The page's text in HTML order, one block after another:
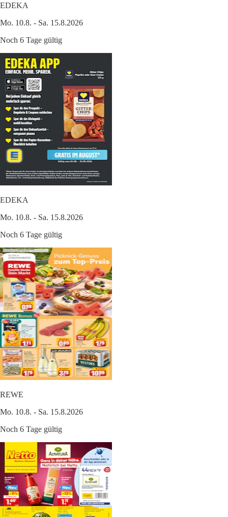
EDEKA
Mo. 10.8. - Sa. 15.8.2026
Noch 6 Tage gültig
EDEKA
Mo. 10.8. - Sa. 15.8.2026
Noch 6 Tage gültig
REWE
Mo. 10.8. - Sa. 15.8.2026
Noch 6 Tage gültig